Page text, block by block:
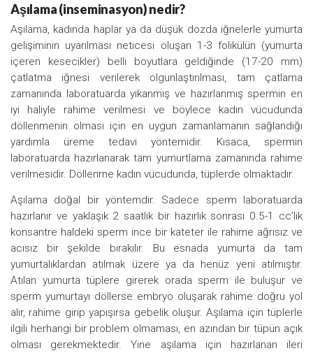
Aşılama (inseminasyon) nedir?
Aşılama, kadında haplar ya da düşük dozda iğnelerle yumurta
gelişiminin uyarılması neticesi oluşan 1-3 folikülün (yumurta
içeren kesecikler) belli boyutlara geldiğinde (17-20 mm)
çatlatma iğnesi verilerek olgunlaştırılması, tam çatlama
zamanında laboratuarda yıkanmış ve hazırlanmış spermin en
iyi haliyle rahime verilmesi ve böylece kadın vücudunda
döllenmenin olması için en uygun zamanlamanın sağlandığı
yardımla üreme tedavi yöntemidir. Kısaca, spermin
laboratuarda hazırlanarak tam yumurtlama zamanında rahime
verilmesidir. Döllenme kadın vücudunda, tüplerde olmaktadır.
Aşılama doğal bir yöntemdir. Sadece sperm laboratuarda
hazırlanır ve yaklaşık 2 saatlik bir hazırlık sonrası 0.5-1 cc’lik
konsantre haldeki sperm ince bir kateter ile rahime ağrısız ve
acısız bir şekilde bırakılır. Bu esnada yumurta da tam
yumurtalıklardan atılmak üzere ya da henüz yeni atılmıştır.
Atılan yumurta tüplere girerek orada sperm ile buluşur ve
sperm yumurtayı döllerse embryo oluşarak rahime doğru yol
alır, rahime girip yapışırsa gebelik oluşur. Aşılama için tüplerle
ilgili herhangi bir problem olmaması, en azından bir tüpün açık
olması gerekmektedir. Yine aşılama için hazırlanan ileri